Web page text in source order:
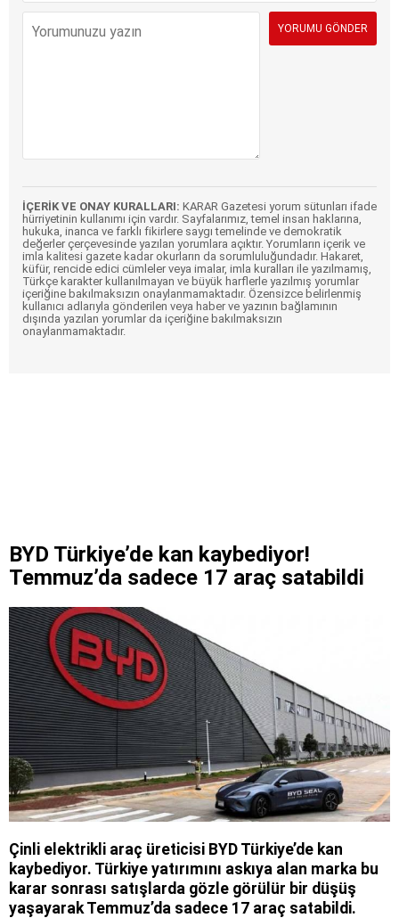
İÇERİK VE ONAY KURALLARI: KARAR Gazetesi yorum sütunları ifade
hürriyetinin kullanımı için vardır. Sayfalarımız, temel insan haklarına,
hukuka, inanca ve farklı fikirlere saygı temelinde ve demokratik
değerler çerçevesinde yazılan yorumlara açıktır. Yorumların içerik ve
imla kalitesi gazete kadar okurların da sorumluluğundadır. Hakaret,
küfür, rencide edici cümleler veya imalar, imla kuralları ile yazılmamış,
Türkçe karakter kullanılmayan ve büyük harflerle yazılmış yorumlar
içeriğine bakılmaksızın onaylanmamaktadır. Özensizce belirlenmiş
kullanıcı adlarıyla gönderilen veya haber ve yazının bağlamının
dışında yazılan yorumlar da içeriğine bakılmaksızın
onaylanmamaktadır.
BYD Türkiye’de kan kaybediyor!
Temmuz’da sadece 17 araç satabildi
Çinli elektrikli araç üreticisi BYD Türkiye’de kan
kaybediyor. Türkiye yatırımını askıya alan marka bu
karar sonrası satışlarda gözle görülür bir düşüş
yaşayarak Temmuz’da sadece 17 araç satabildi.